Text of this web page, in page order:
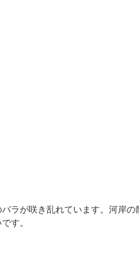
ラが咲き乱れています。河岸
す。